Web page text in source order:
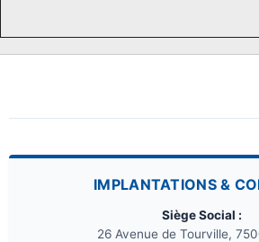
IMPLANTATIONS &
Siège Social :
26 Avenue de Tourville,